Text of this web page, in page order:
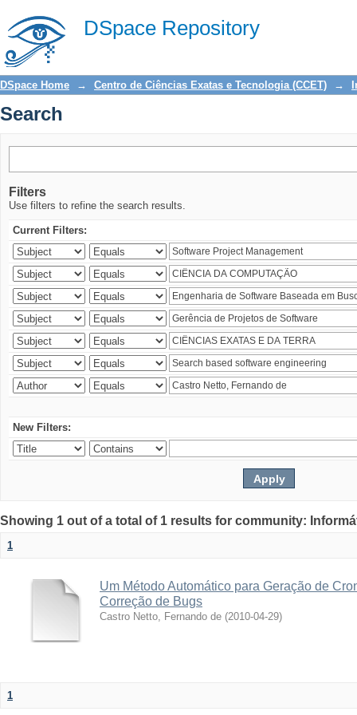
DSpace Repository
Search
DSpace Home → Centro de Ciências Exatas e Tecnologia (CCET) →
Search
Filters
Use filters to refine the search results.
Current Filters:
New Filters:
Showing 1 out of a total of 1 results for community:
1
Um Método Automático para Geração de
Correção de Bugs
Castro Netto, Fernando de (2010-04-29)
1